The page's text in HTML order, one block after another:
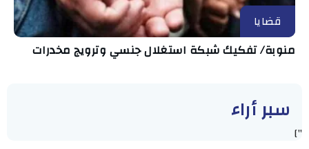
قضايا
منوبة/ تفكيك شبكة استغلال جنسي وترويج مخدرات
سبر أراء
"]